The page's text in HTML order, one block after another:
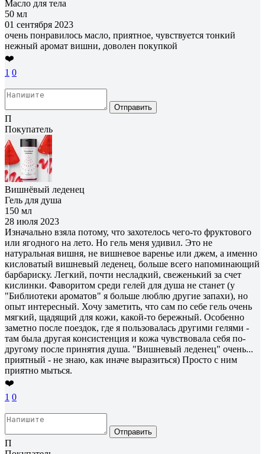
Масло для тела
50 мл
01 сентября 2023
очень понравилось масло, приятное, чувствуется тонкий
нежный аромат вишни, доволен покупкой
❤️
1 0
Отправить
П
Покупатель
Вишнёвый леденец
Гель для душа
150 мл
28 июля 2023
Изначально взяла потому, что захотелось чего-то фруктового
или ягодного на лето. Но гель меня удивил. Это не
натуральная вишня, не вишневое варенье или джем, а именно
кисловатый вишневый леденец, больше всего напоминающий
барбариску. Легкий, почти несладкий, свеженький за счет
кислинки. Фаворитом среди гелей для душа не станет (у
"Библиотеки ароматов" я больше люблю другие запахи), но
опыт интересный. Хочу заметить, что сам по себе гель очень
мягкий, щадящий для кожи, какой-то бережный. Особенно
заметно после поездок, где я пользовалась другими гелями -
там была другая консистенция и кожа чувствовала себя по-
другому после принятия душа. "Вишневый леденец" очень...
приятный - не знаю, как иначе выразиться) Просто с ним
приятно мыться.
❤️
1 0
Отправить
П